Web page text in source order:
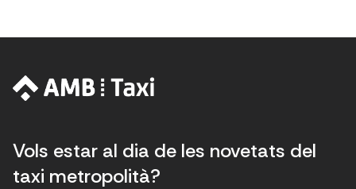
Vols estar al dia de les novetats del
taxi metropolità?